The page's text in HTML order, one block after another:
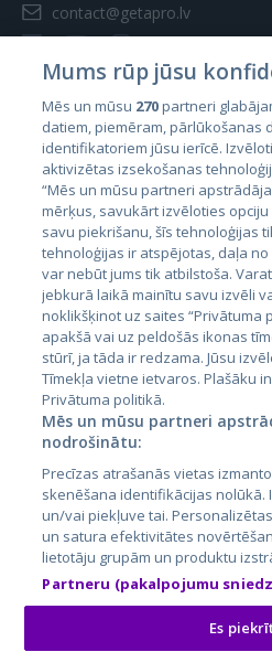
contact@getapro.lv
Valstis
Igaunija
Latvija
Lietuva
City24.lv
City24.ee
GetaPro.lv
GetaPro.ee
Skelbiu.lt
Autoplius.lt
Aruodas.lt
Mums rūp jūsu
Mēs un mūsu 270partneri
datiem, piemēram, pārlūkošanas
identifikatoriem jūsu ierīcē.
aktivizētas izsekošanas
“Mēs un mūsu partneri
mērķus, savukārt izvēloties
savu piekrišanu, šīs tehnoloģijas
tehnoloģijas ir atspējotas, daļa
var nebūt jums tik atbilstoša.
jebkurā laikā mainītu savu izvēli
noklikšķinot uz saites “Privātuma
apakšā vai uz peldošās ikonas
stūrī, ja tāda ir redzama. Jūsu
Tīmekļa vietne ietvaros. Plašāku
Privātuma politikā.
Mēs un mūsu partneri
nodrošinātu:
Precīzas atrašanās vietas
skenēšana identifikācijas nolūkā.
un/vai piekļuve tai.
un satura efektivitātes
lietotāju grupām un produktu
Partneru (pakalpojumu
Es